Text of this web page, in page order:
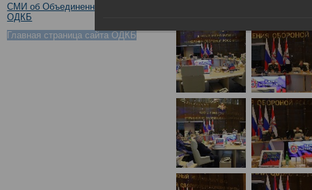
СМИ об Объединенном штабе
ОДКБ
Главная страница сайта ОДКБ